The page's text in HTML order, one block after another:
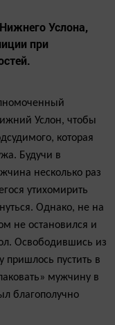
Услона,
при
Услон, чтобы
которая
Будучи в
несколько раз
утихомирить
Однако, не на
не остановился и
Освободившись из
пришлось пустить в
мужчину в
благополучно